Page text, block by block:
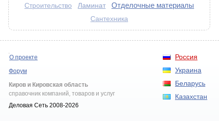
Строительство Ламинат Отделочные материалы
Сантехника
Россия
Украина
Беларусь
Казахстан
О проекте
Форум
Киров и Кировская область
справочник компаний, товаров и услуг
Деловая Сеть 2008-2026